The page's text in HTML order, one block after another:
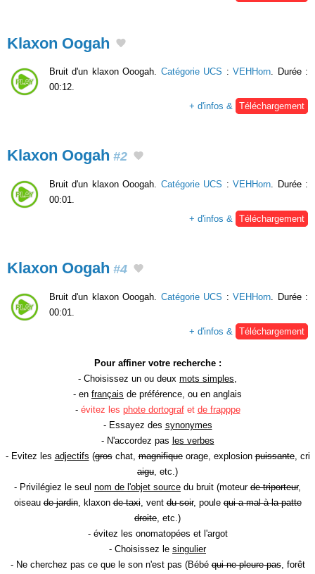
Klaxon Oogah
Bruit d'un klaxon Ooogah. Catégorie UCS :VEHHorn. Durée :
00:12.
+ d'infos & Téléchargement
Klaxon Oogah #2
Bruit d'un klaxon Ooogah. Catégorie UCS :VEHHorn . Durée :
00:01.
+ d'infos &
Téléchargement
Klaxon Oogah #4
Bruit d'un klaxon Ooogah. Catégorie UCS :VEHHorn . Durée :
00:01.
+ d'infos &
Téléchargement
Pour affiner votre recherche :
- Choisissez un ou deux mots simples
- en français de préférence, ou en anglais
- évitez les phote dortografet de frapppe
- Essayez des synonymes
- N'accordez pas les verbes
- Evitez les adjectifs (groschat,magnifiqueorage, explosionpuissante, cri
aigu , etc.)
- Privilégiez le seul nom de l'objet source du bruit (moteur de triporteur,
oiseaude jardin, klaxonde taxi, ventdu soir, poulequi a mal à la patte
droite , etc.)
- évitez les onomatopées et l'argot
- Choisissez le singulier
- Ne cherchez pas ce que le son n'est pas (Bébéqui ne pleure pas, forêt